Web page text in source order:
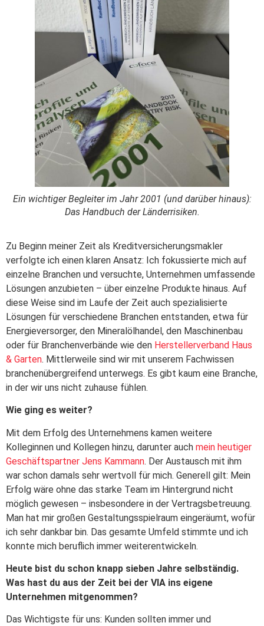
Ein wichtiger Begleiter im Jahr 2001 (und darüber hinaus):
Das Handbuch der Länderrisiken.
Zu Beginn meiner Zeit als Kreditversicherungsmakler
verfolgte ich einen klaren Ansatz: Ich fokussierte mich auf
einzelne Branchen und versuchte, Unternehmen umfassende
Lösungen anzubieten – über einzelne Produkte hinaus. Auf
diese Weise sind im Laufe der Zeit auch spezialisierte
Lösungen für verschiedene Branchen entstanden, etwa für
Energieversorger, den Mineralölhandel, den Maschinenbau
oder für Branchenverbände wie den Herstellerverband Haus
& Garten. Mittlerweile sind wir mit unserem Fachwissen
branchenübergreifend unterwegs. Es gibt kaum eine Branche,
in der wir uns nicht zuhause fühlen.
Wie ging es weiter?
Mit dem Erfolg des Unternehmens kamen weitere
Kolleginnen und Kollegen hinzu, darunter auch mein heutiger
Geschäftspartner Jens Kammann. Der Austausch mit ihm
war schon damals sehr wertvoll für mich. Generell gilt: Mein
Erfolg wäre ohne das starke Team im Hintergrund nicht
möglich gewesen – insbesondere in der Vertragsbetreuung.
Man hat mir großen Gestaltungsspielraum eingeräumt, wofür
ich sehr dankbar bin. Das gesamte Umfeld stimmte und ich
konnte mich beruflich immer weiterentwickeln.
Heute bist du schon knapp sieben Jahre selbständig.
Was hast du aus der Zeit bei der VIA ins eigene
Unternehmen mitgenommen?
Das Wichtigste für uns: Kunden sollten immer und